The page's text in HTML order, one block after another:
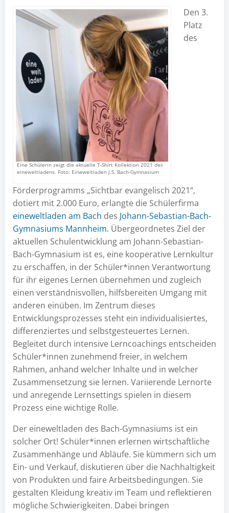
Eine Schülerin zeigt die aktuelle T-Shirt Kollektion 2021 des
eineweltladens. Foto: Eineweltladen J.S. Bach-Gymnasium
Den 3.
Platz
des
Förderprogramms „Sichtbar evangelisch 2021“,
dotiert mit 2.000 Euro, erlangte die Schülerfirma
eineweltladen am Bach des Johann-Sebastian-Bach-
Gymnasiums Mannheim. Übergeordnetes Ziel der
aktuellen Schulentwicklung am Johann-Sebastian-
Bach-Gymnasium ist es, eine kooperative Lernkultur
zu erschaffen, in der Schüler*innen Verantwortung
für ihr eigenes Lernen übernehmen und zugleich
einen verständnisvollen, hilfsbereiten Umgang mit
anderen einüben. Im Zentrum dieses
Entwicklungsprozesses steht ein individualisiertes,
differenziertes und selbstgesteuertes Lernen.
Begleitet durch intensive Lerncoachings entscheiden
Schüler*innen zunehmend freier, in welchem
Rahmen, anhand welcher Inhalte und in welcher
Zusammensetzung sie lernen. Variierende Lernorte
und anregende Lernsettings spielen in diesem
Prozess eine wichtige Rolle.
Der eineweltladen des Bach-Gymnasiums ist ein
solcher Ort! Schüler*innen erlernen wirtschaftliche
Zusammenhänge und Abläufe. Sie kümmern sich um
Ein- und Verkauf, diskutieren über die Nachhaltigkeit
von Produkten und faire Arbeitsbedingungen. Sie
gestalten Kleidung kreativ im Team und reflektieren
mögliche Schwierigkeiten. Dabei bringen